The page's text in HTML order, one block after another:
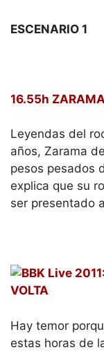
ESCENARIO 1
16.55h ZARAMA
Leyendas del
años, Zarama
pesos pesados
explica que su
ser presentado
VOLTA
Hay temor
estas horas de